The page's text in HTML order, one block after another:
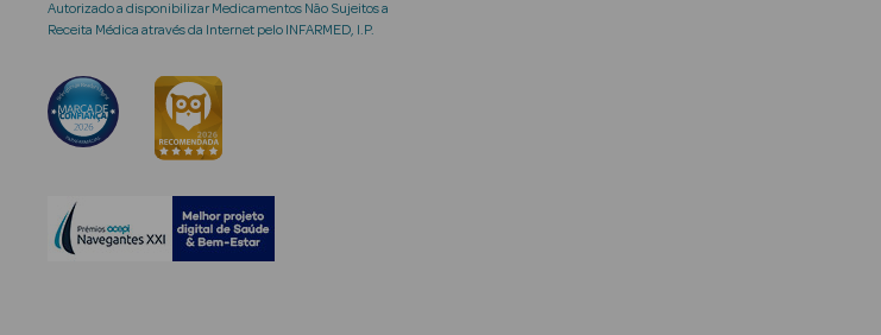
Autorizado a disponibilizar Medicamentos Não Sujeitos a
Receita Médica através da Internet pelo INFARMED, I.P.